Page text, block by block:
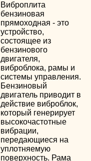
Виброплита
бензиновая
прямоходная - это
устройство,
состоящее из
бензинового
двигателя,
виброблока, рамы и
системы управления.
Бензиновый
двигатель приводит в
действие виброблок,
который генерирует
высокочастотные
вибрации,
передающиеся на
уплотняемую
поверхность. Рама